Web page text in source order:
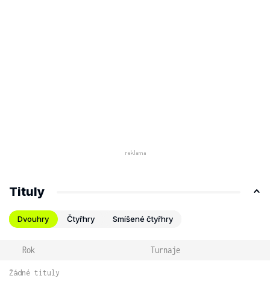
Tituly
Dvouhry Čtyřhry Smíšené čtyřhry
Rok Turnaje
Žádné tituly